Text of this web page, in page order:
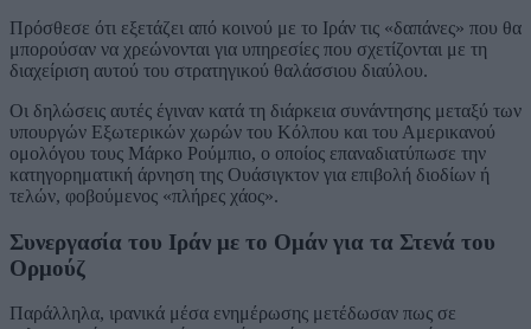
Πρόσθεσε ότι εξετάζει από κοινού με το Ιράν τις «δαπάνες» που θα
μπορούσαν να χρεώνονται για υπηρεσίες που σχετίζονται με τη
διαχείριση αυτού του στρατηγικού θαλάσσιου διαύλου.
Οι δηλώσεις αυτές έγιναν κατά τη διάρκεια συνάντησης μεταξύ των
υπουργών Εξωτερικών χωρών του Κόλπου και του Αμερικανού
ομολόγου τους Μάρκο Ρούμπιο, ο οποίος επαναδιατύπωσε την
κατηγορηματική άρνηση της Ουάσιγκτον για επιβολή διοδίων ή
τελών, φοβούμενος «πλήρες χάος».
Συνεργασία του Ιράν με το Ομάν για τα Στενά του
Ορμούζ
Παράλληλα, ιρανικά μέσα ενημέρωσης μετέδωσαν πως σε